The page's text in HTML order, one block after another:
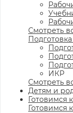
Смотреть
ИКР
Смотреть
Детям и
Готовимся
Готовимся